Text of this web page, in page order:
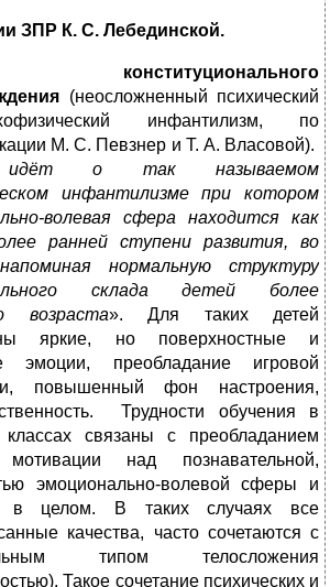
ЗПР К. С. Лебединской.
(неосложненный психический
инфантилизм, по
М. С. Певзнер и Т. А. Власовой).
о так называемом
инфантилизмепри котором
волевая сфера находится как
ранней ступени развития, во
нормальную структуру
склада детей более
возраста». Для таких детей
яркие, но поверхностные и
эмоции, преобладание игровой
повышенный фон настроения,
Трудности обучения в
связаны с преобладанием
мотивации над познавательной,
эмоционально-волевой сферы и
в целом. В таких случаях все
качества, часто сочетаются с
типом телосложения
Такое сочетание психических и